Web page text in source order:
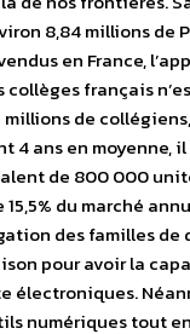
8,84 millions de
en France,
collèges français
millions de
4 ans en moyenne,
de 800 000
du marché
des familles de
pour avoir la
électroniques.
numériques tout